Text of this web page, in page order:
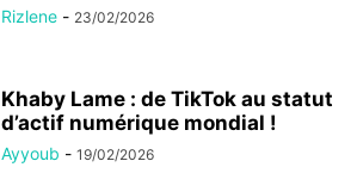
Rizlene - 23/02/2026
Khaby Lame : de TikTok au statut
d’actif numérique mondial !
Ayyoub - 19/02/2026